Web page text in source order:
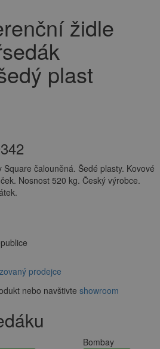
židle
plast
čalouněná. Šedé plasty. Kovové
Nosnost 520 kg. Český výrobce.
prodejce
nebo navštivte showroom
Bombay